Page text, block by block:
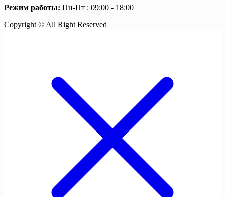
Режим работы: Пн-Пт : 09:00 - 18:00
Copyright © All Right Reserved